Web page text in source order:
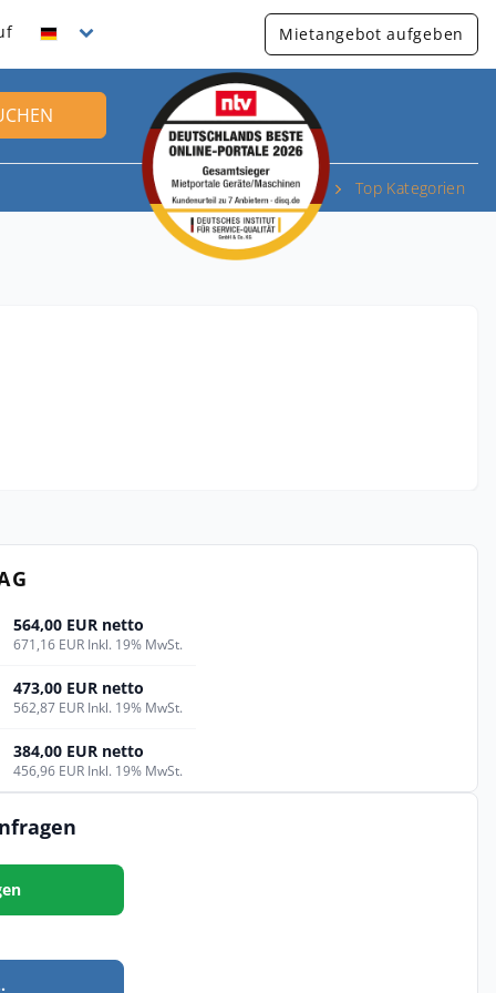
Mietangebot aufgeben
Top Kategorien
564,00 EUR netto
671,16 EUR Inkl. 19% MwSt.
473,00 EUR netto
562,87 EUR Inkl. 19% MwSt.
384,00 EUR netto
456,96 EUR Inkl. 19% MwSt.